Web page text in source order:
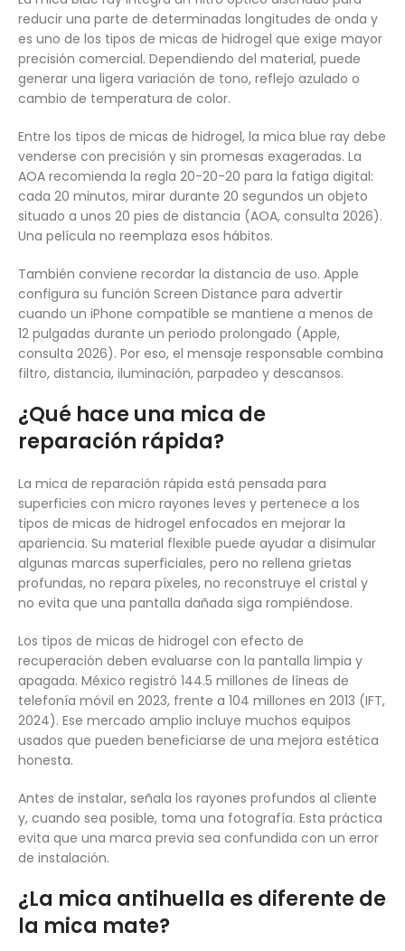
reducir una parte de determinadas longitudes de onda y
es uno de los tipos de micas de hidrogel que exige mayor
precisión comercial. Dependiendo del material, puede
generar una ligera variación de tono, reflejo azulado o
cambio de temperatura de color.
Entre los tipos de micas de hidrogel, la mica blue ray debe
venderse con precisión y sin promesas exageradas. La
AOA recomienda la regla 20-20-20 para la fatiga digital:
cada 20 minutos, mirar durante 20 segundos un objeto
situado a unos 20 pies de distancia (AOA, consulta 2026).
Una película no reemplaza esos hábitos.
También conviene recordar la distancia de uso. Apple
configura su función Screen Distance para advertir
cuando un iPhone compatible se mantiene a menos de
12 pulgadas durante un periodo prolongado (Apple,
consulta 2026). Por eso, el mensaje responsable combina
filtro, distancia, iluminación, parpadeo y descansos.
¿Qué hace una mica de
reparación rápida?
La mica de reparación rápida está pensada para
superficies con micro rayones leves y pertenece a los
tipos de micas de hidrogel enfocados en mejorar la
apariencia. Su material flexible puede ayudar a disimular
algunas marcas superficiales, pero no rellena grietas
profundas, no repara píxeles, no reconstruye el cristal y
no evita que una pantalla dañada siga rompiéndose.
Los tipos de micas de hidrogel con efecto de
recuperación deben evaluarse con la pantalla limpia y
apagada. México registró 144.5 millones de líneas de
telefonía móvil en 2023, frente a 104 millones en 2013 (IFT,
2024). Ese mercado amplio incluye muchos equipos
usados que pueden beneficiarse de una mejora estética
honesta.
Antes de instalar, señala los rayones profundos al cliente
y, cuando sea posible, toma una fotografía. Esta práctica
evita que una marca previa sea confundida con un error
de instalación.
¿La mica antihuella es diferente de
la mica mate?